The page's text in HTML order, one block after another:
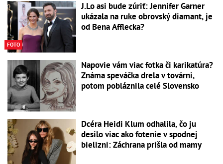
FOTO
J.Lo asi bude zúriť: Jennifer Garner
ukázala na ruke obrovský diamant, je
od Bena Afflecka?
Napovie vám viac fotka či karikatúra?
Známa speváčka drela v továrni,
potom pobláznila celé Slovensko
Dcéra Heidi Klum odhalila, čo ju
desilo viac ako fotenie v spodnej
bielizni: Záchrana prišla od mamy